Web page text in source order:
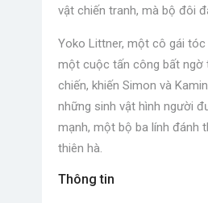
vật chiến tranh, mà bộ đôi
Yoko Littner, một cô gái
một cuộc tấn công bất ngờ
chiến, khiến Simon và
những sinh vật hình người
mạnh, một bộ ba lính đánh
thiên hà.
Thông tin